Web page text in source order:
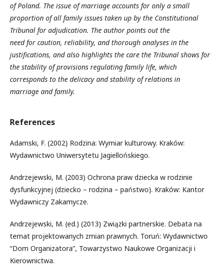
of Poland. The issue of marriage accounts for only a small
proportion of all family issues taken up by the Constitutional
Tribunal for adjudication. The author points out the
needfor caution, reliability, andthorough analyses in the
justifications, and also highlights the care the Tribunal shows for
the stability of provisions regulating family life, which
corresponds to the delicacy and stability of relations in
marriage and family.
References
Adamski, F. (2002) Rodzina: Wymiar kulturowy. Kraków:
Wydawnictwo Uniwersytetu Jagiellońskiego.
Andrzejewski, M. (2003) Ochrona praw dziecka w rodzinie
dysfunkcyjnej (dziecko – rodzina – państwo). Kraków: Kantor
Wydawniczy Zakamycze.
Andrzejewski, M. (ed.) (2013) Związki partnerskie. Debata na
temat projektowanych zmian prawnych. Toruń: Wydawnictwo
“Dom Organizatora”, Towarzystwo Naukowe Organizacji i
Kierownictwa.